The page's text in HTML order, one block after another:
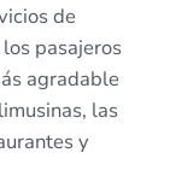
de
pasajeros
agradable
las
y